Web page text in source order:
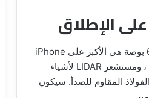
أعلنت شركة آبل عن هاتف iPhone جديد بالحجم الأقصى ، وشاشته التي يبلغ حجمها 6.7 بوصة هي الأكبر على iPhone
حتى الآن. يحتوي iPhone 12 Pro Max على ثلاث كاميرات خلفية توفر تقريب بصري 5X ، ومستشعر LIDAR لأشياء
المقاوم للصدأ. سيكون